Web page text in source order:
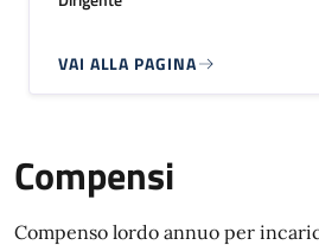
VAI ALLA PAGINA
Compensi
Compenso lordo annuo per